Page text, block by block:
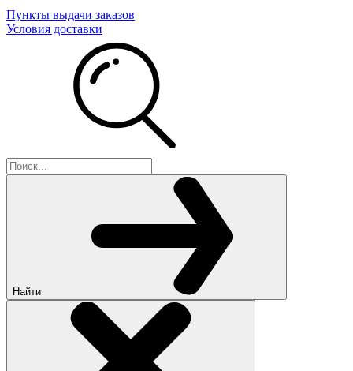
Пункты выдачи заказов
Условия доставки
Найти